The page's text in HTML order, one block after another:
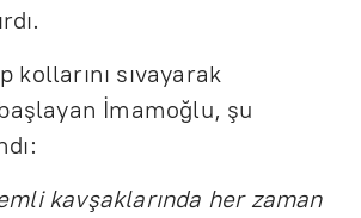
kollarını sıvayarak
İmamoğlu, şu
kavşaklarında her zaman